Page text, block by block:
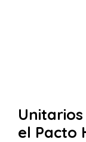
el Pacto